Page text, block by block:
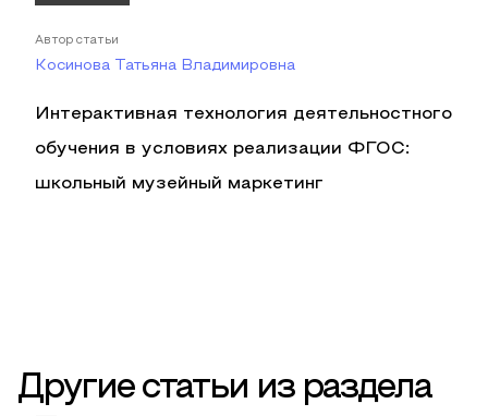
Автор статьи
Косинова Татьяна Владимировна
Интерактивная технология деятельностного
обучения в условиях реализации ФГОС:
школьный музейный маркетинг
Другие статьи из раздела